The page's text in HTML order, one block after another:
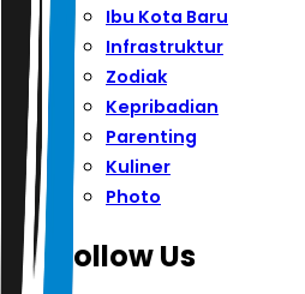
Ibu Kota Baru
Infrastruktur
Zodiak
Kepribadian
Parenting
Kuliner
Photo
Follow Us